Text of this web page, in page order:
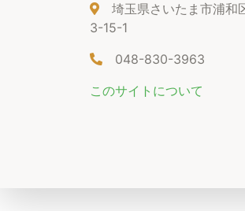
埼玉県さいたま市浦和
3-15-1
048-830-3963
このサイトについて